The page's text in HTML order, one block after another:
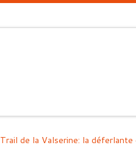
Trail de la Valserine: la déferlante